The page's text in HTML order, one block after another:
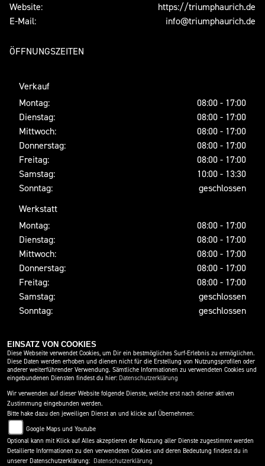
Website:
https://triumphaurich.de
E-Mail:
info@triumphaurich.de
ÖFFNUNGSZEITEN
Verkauf
Montag:
08:00 - 17:00
Dienstag:
08:00 - 17:00
Mittwoch:
08:00 - 17:00
Donnerstag:
08:00 - 17:00
Freitag:
08:00 - 17:00
Samstag:
10:00 - 13:30
Sonntag:
geschlossen
Werkstatt
Montag:
08:00 - 17:00
Dienstag:
08:00 - 17:00
Mittwoch:
08:00 - 17:00
Donnerstag:
08:00 - 17:00
Freitag:
08:00 - 17:00
Samstag:
geschlossen
Sonntag:
geschlossen
SOCIAL MEDIA
IMPRESSUM DATENSCHUTZ DISCLAIMER
EINSATZ VON COOKIES
Diese Webseite verwendet Cookies, um Dir ein bestmögliches Surf-Erlebnis zu ermöglichen.
Diese Daten werden erhoben und dienen nicht für die Erstellung von Nutzungsprofilen oder
anderer weiterführender Verwendung. Sämtliche Informationen zu verwendeten Cookies und
eingebundenen Diensten findest du hier: Datenschutzerklärung
Wir verwenden auf dieser Website folgende Dienste, welche erst nach deiner aktiven
Zustimmung eingebunden werden.
Bitte hake dazu den jeweiligen Dienst an und klicke auf Übernehmen:
Google Maps und Youtube
Optional kann mit Klick auf Alles akzeptieren der Nutzung aller Dienste zugestimmt werden
Detailierte Informationen zu den verwendeten Cookies und deren Bedeutung findest du in
unserer Datenschutzerklärung: Datenschutzerklärung